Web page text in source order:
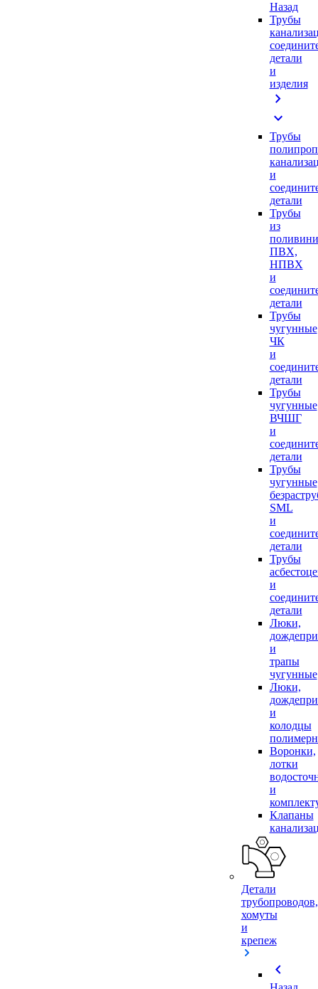
Назад
Трубы
детали
и
изделия
chevron_right
expand_more
Трубы
и
детали
Трубы
из
ПВХ,
НПВХ
и
детали
Трубы
чугунные
ЧК
и
детали
Трубы
чугунные
ВЧШГ
и
детали
Трубы
чугунные
SML
и
детали
Трубы
и
детали
Люки,
и
трапы
чугунные
Люки,
и
колодцы
Воронки,
лотки
и
Клапаны
Детали
трубопроводов,
хомуты
и
крепеж
chevron_left